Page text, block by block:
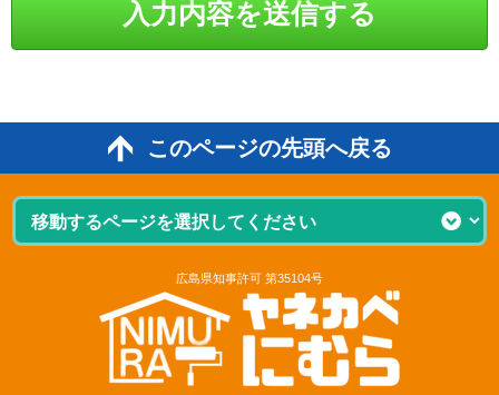
このページの先頭へ戻る
広島県知事許可 第35104号